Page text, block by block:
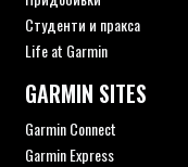
Студенти и пракса
Life at Garmin
GARMIN SITES
Garmin Connect
Garmin Express